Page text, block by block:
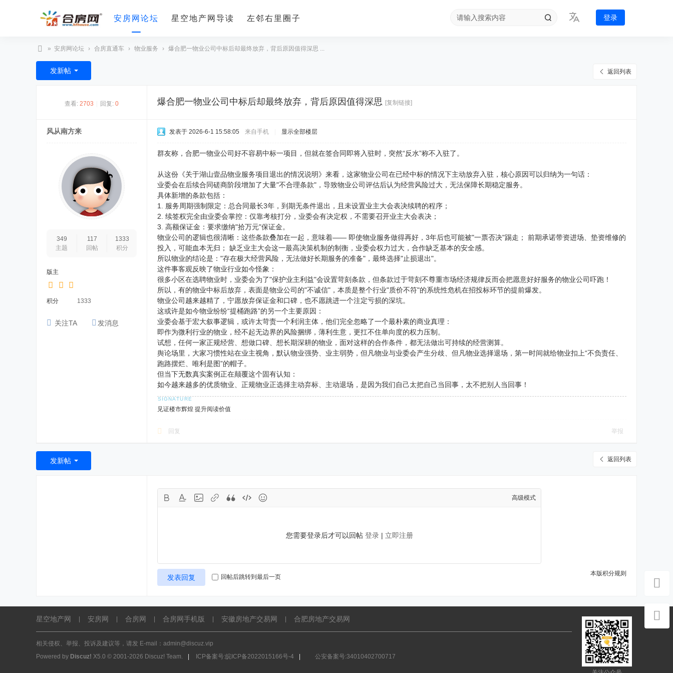
安房网论坛 星空地产网导读 左邻右里圈子 登录
合
房
» 安房网论坛 › 合房直通车 › 物业服务 › 爆合肥一物业公司中标后却最终放弃，背后原因值得深思 ...
返回列表
发新帖
查看: 2703 回复: 0 爆合肥一物业公司中标后却最终放弃，背后原因值得深思 [复制链接]
风从南方来
349
主题
117
回帖
1333
积分
版主
积分 1333
关注TA 发消息
发表于 2026-6-1 15:58:05 来自手机 显示全部楼层
群友称，合肥一物业公司好不容易中标一项目，但就在签合同即将入驻时，突然“反水”称不入驻了。
从这份《关于湖山壹品物业服务项目退出的情况说明》来看，这家物业公司在已经中标的情况下主动放弃入驻，核心原因可以归纳为一句话：
业委会在后续合同磋商阶段增加了大量"不合理条款"，导致物业公司评估后认为经营风险过大，无法保障长期稳定服务。
具体新增的条款包括：
1. 服务周期强制限定：总合同最长3年，到期无条件退出，且未设置业主大会表决续聘的程序；
2. 续签权完全由业委会掌控：仅靠考核打分，业委会有决定权，不需要召开业主大会表决；
3. 高额保证金：要求缴纳"拾万元"保证金。
物业公司的逻辑也很清晰：这些条款叠加在一起，意味着—— 即使物业服务做得再好，3年后也可能被"一票否决"踢走； 前期承诺带资进场、垫资维修的
投入，可能血本无归； 缺乏业主大会这一最高决策机制的制衡，业委会权力过大，合作缺乏基本的安全感。
所以物业的结论是："存在极大经营风险，无法做好长期服务的准备"，最终选择"止损退出"。
这件事客观反映了物业行业如今怪象：
很多小区在选聘物业时，业委会为了"保护业主利益"会设置苛刻条款，但条款过于苛刻不尊重市场经济规律反而会把愿意好好服务的物业公司吓跑！
所以，有的物业中标后放弃，表面是物业公司的"不诚信"，本质是整个行业"质价不符"的系统性危机在招投标环节的提前爆发。
物业公司越来越精了，宁愿放弃保证金和口碑，也不愿跳进一个注定亏损的深坑。
这或许是如今物业纷纷“提桶跑路”的另一个主要原因：
业委会基于宏大叙事逻辑，或许太苛责一个利润主体，他们完全忽略了一个最朴素的商业真理：
即作为微利行业的物业，经不起无边界的风险捆绑，薄利生意，更扛不住单向度的权力压制。
试想，任何一家正规经营、想做口碑、想长期深耕的物业，面对这样的合作条件，都无法做出可持续的经营测算。
舆论场里，大家习惯性站在业主视角，默认物业强势、业主弱势，但凡物业与业委会产生分歧、但凡物业选择退场，第一时间就给物业扣上“不负责任、
跑路摆烂、唯利是图”的帽子。
但当下无数真实案例正在颠覆这个固有认知：
如今越来越多的优质物业、正规物业正选择主动弃标、主动退场，是因为我们自己太把自己当回事，太不把别人当回事！
见证楼市辉煌 提升阅读价值
回复 举报
返回列表
发新帖
高级模式
您需要登录后才可以回帖 登录| 立即注册
本版积分规则
发表回复 回帖后跳转到最后一页
星空地产网 安房网 合房网 合房网手机版 安徽房地产交易网 合肥房地产交易网
相关侵权、举报、投诉及建议等，请发 E-mail：admin@discuz.vip
Powered by Discuz! X5.0 © 2001-2026 Discuz! Team. ICP备案号:皖ICP备2022015166号-4 公安备案号:34010402700717